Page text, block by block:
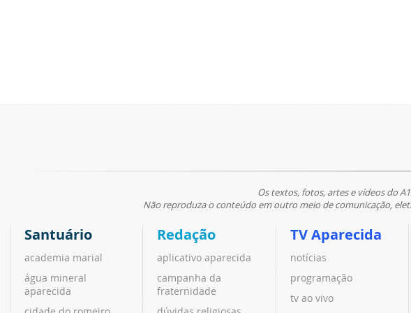
Os textos, fotos, artes e vídeos do
Não reproduza o conteúdo em outro meio de comunicação,
Santuário
academia marial
água mineral
aparecida
Redação
aplicativo aparecida
campanha da
fraternidade
TV Aparecida
notícias
programação
tv ao vivo